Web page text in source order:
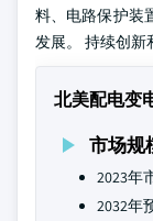
料、电路保护装
发展。 持续创新
北美配电变
市场规
2023年
2032年